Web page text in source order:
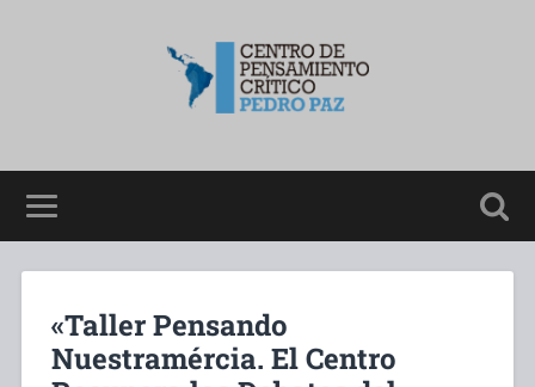
«Taller Pensando
Nuestramércia. El Centro